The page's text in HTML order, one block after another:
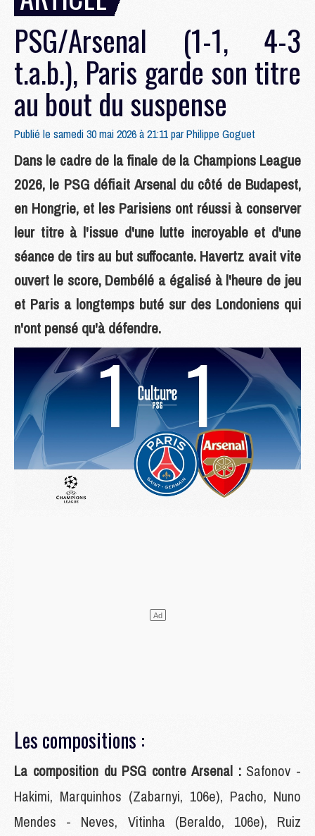
PSG/Arsenal (1-1, 4-3
t.a.b.), Paris garde son titre
au bout du suspense
Publié le samedi 30 mai 2026 à 21:11 parPhilippe Goguet
Dans le cadre de la finale de la Champions League
2026, le PSG défiait Arsenal du côté de Budapest,
en Hongrie, et les Parisiens ont réussi à conserver
leur titre à l'issue d'une lutte incroyable et d'une
séance de tirs au but suffocante. Havertz avait vite
ouvert le score, Dembélé a égalisé à l'heure de jeu
et Paris a longtemps buté sur des Londoniens qui
n'ont pensé qu'à défendre.
Les compositions :
La composition du PSG contre Arsenal : Safonov -
Hakimi, Marquinhos (Zabarnyi, 106e), Pacho, Nuno
Mendes - Neves, Vitinha (Beraldo, 106e), Ruiz